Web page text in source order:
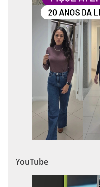
YouTube